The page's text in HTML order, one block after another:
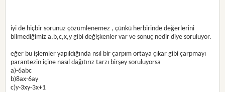
iyi de hiçbir sorunuz çözümlenemez , çünkü herbirinde değerlerini
bilmediğimiz a,b,c,x,y gibi değişkenler var ve sonuç nedir diye soruluyor.
eğer bu işlemler yapıldığında nsıl bir çarpım ortaya çıkar gibi çarpmayı
parantezin içine nasıl dağıtırız tarzı birşey soruluyorsa
a)-6abc
b)8ax-6ay
c)y-3xy-3x+1